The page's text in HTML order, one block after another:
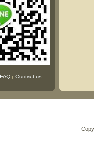
FAQ Contact us...